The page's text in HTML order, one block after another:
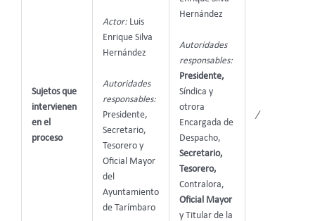
Sujetos que
intervienen
en el
proceso
Actor:Luis
Enrique Silva
Hernández
Autoridades
responsables:
Presidente,
Secretario,
Tesorero y
Oficial Mayor
del
Ayuntamiento
de Tarímbaro
Hernández
Autoridades
responsables:
Presidente,
Síndica y
otrora
Encargada de
Despacho,
Secretario,
Tesorero,
Contralora,
Oficial Mayor
y Titular de la
/